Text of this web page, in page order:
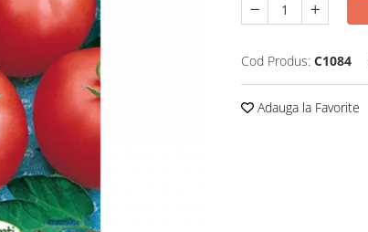
Cod Produs: C1084
Adauga la Favorite